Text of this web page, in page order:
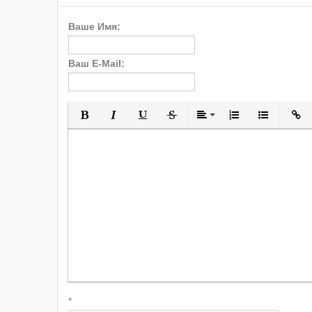
Ваше Имя:
Ваш E-Mail:
Полужирный
КурсивПодчеркнутый
Зачеркнутый
*